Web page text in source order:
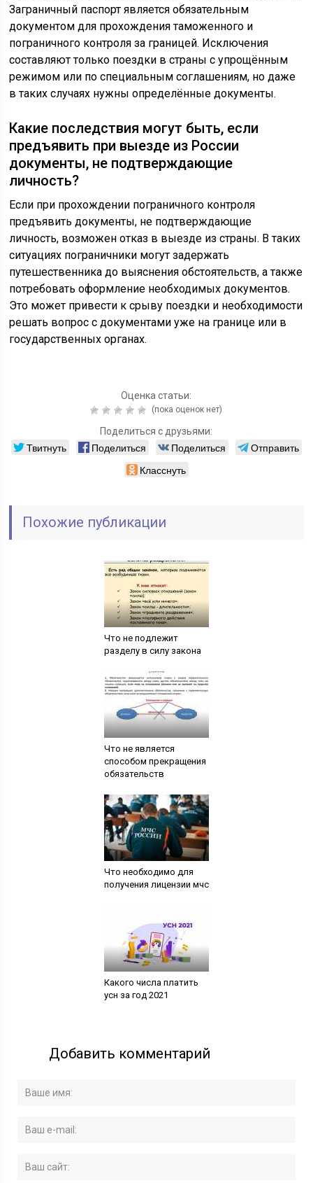
Заграничный паспорт является обязательным
документом для прохождения таможенного и
пограничного контроля за границей. Исключения
составляют только поездки в страны с упрощённым
режимом или по специальным соглашениям, но даже
в таких случаях нужны определённые документы.
Какие последствия могут быть, если
предъявить при выезде из России
документы, не подтверждающие
личность?
Если при прохождении пограничного контроля
предъявить документы, не подтверждающие
личность, возможен отказ в выезде из страны. В таких
ситуациях пограничники могут задержать
путешественника до выяснения обстоятельств, а также
потребовать оформление необходимых документов.
Это может привести к срыву поездки и необходимости
решать вопрос с документами уже на границе или в
государственных органах.
Оценка статьи:
(пока оценок нет)
Поделиться с друзьями:
Твитнуть Поделиться Поделиться
Отправить
Класснуть
Похожие публикации
Что не подлежит
разделу в силу закона
Что не является
способом прекращения
обязательств
Что необходимо для
получения лицензии мчс
Какого числа платить
усн за год 2021
Добавить комментарий